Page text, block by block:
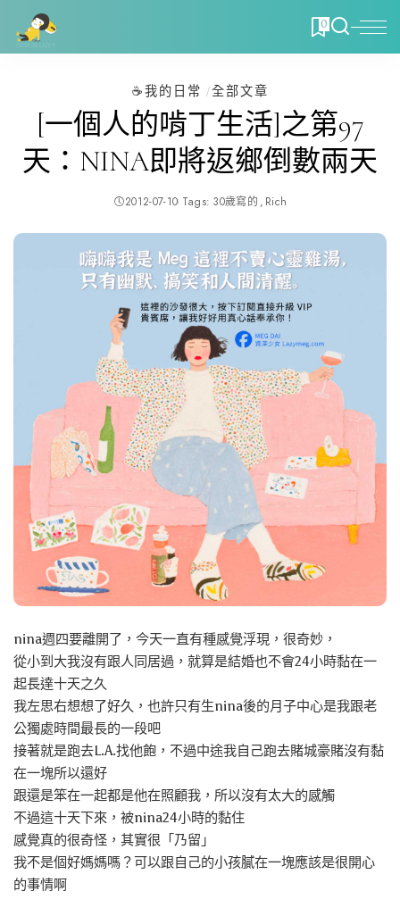
0
☕️我的日常 全部文章
[一個人的啃丁生活]之第97
天：NINA即將返鄉倒數兩天
2012-07-10 Tags: 30歲寫的 Rich
nina週四要離開了，今天一直有種感覺浮現，很奇妙，
從小到大我沒有跟人同居過，就算是結婚也不會24小時黏在一
起長達十天之久
我左思右想想了好久，也許只有生nina後的月子中心是我跟老
公獨處時間最長的一段吧
接著就是跑去L.A.找他飽，不過中途我自己跑去賭城豪賭沒有黏
在一塊所以還好
跟還是笨在一起都是他在照顧我，所以沒有太大的感觸
不過這十天下來，被nina24小時的黏住
感覺真的很奇怪，其實很「乃留」
我不是個好媽媽嗎？可以跟自己的小孩膩在一塊應該是很開心
的事情啊